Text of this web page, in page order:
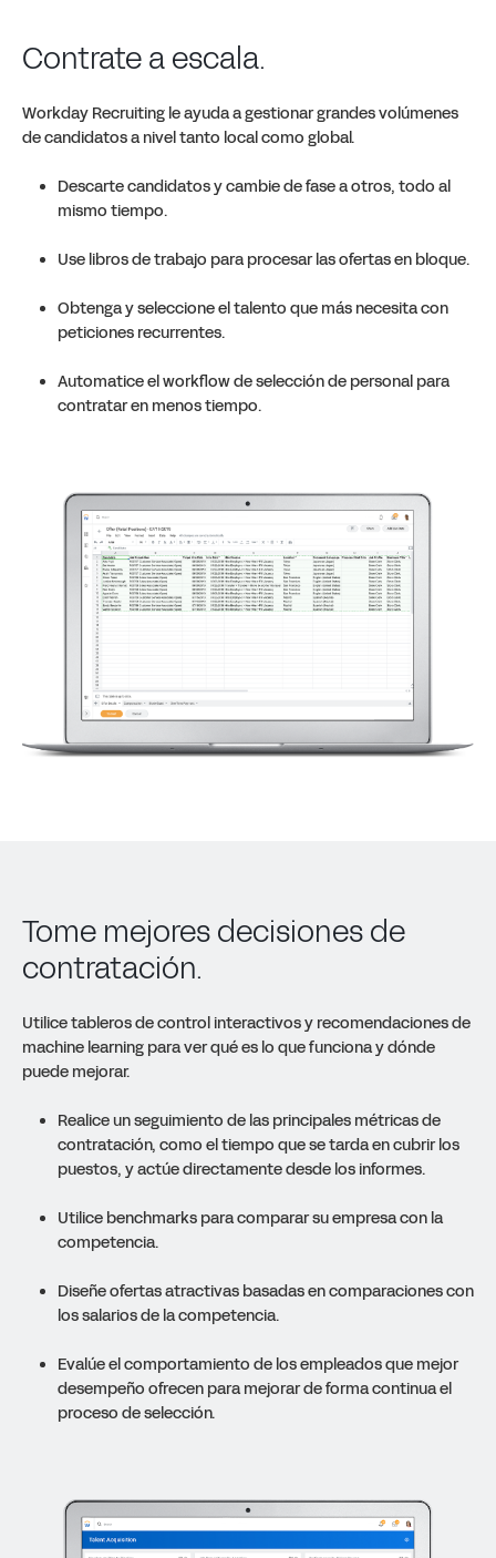
Contrate a escala.
Workday Recruiting le ayuda a gestionar grandes volúmenes
de candidatos a nivel tanto local como global.
Descarte candidatos y cambie de fase a otros, todo al
mismo tiempo.
Use libros de trabajo para procesar las ofertas en bloque.
Obtenga y seleccione el talento que más necesita con
peticiones recurrentes.
Automatice el workflow de selección de personal para
contratar en menos tiempo.
Tome mejores decisiones de
contratación.
Utilice tableros de control interactivos y recomendaciones de
machine learning para ver qué es lo que funciona y dónde
puede mejorar.
Realice un seguimiento de las principales métricas de
contratación, como el tiempo que se tarda en cubrir los
puestos, y actúe directamente desde los informes.
Utilice benchmarks para comparar su empresa con la
competencia.
Diseñe ofertas atractivas basadas en comparaciones con
los salarios de la competencia.
Evalúe el comportamiento de los empleados que mejor
desempeño ofrecen para mejorar de forma continua el
proceso de selección.